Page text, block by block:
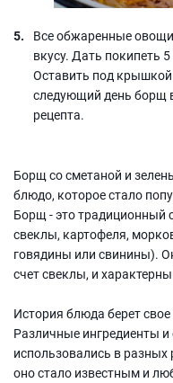
Все обжаренные
вкусу. Дать покипеть
Оставить под
следующий день борщ
рецепта.
Борщ со сметаной и
блюдо, которое стало
Борщ - это традиционный
свеклы, картофеля,
говядины или свинины).
счет свеклы, и
История блюда берет
Различные ингредиенты
использовались в
оно стало известным и